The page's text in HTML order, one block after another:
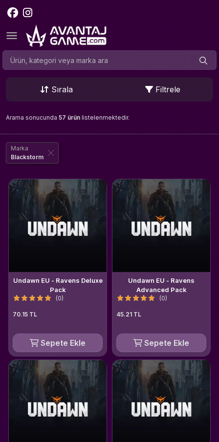
Sırala Filtrele
Arama sonucunda 57 ürün listelenmektedir.
Marka
Blackstorm
Undawn EU - Ravens Deluxe
Pack
(0)
70.15 TL
Sepete Ekle
Undawn EU - Ravens
Advanced Pack
(0)
45.21 TL
Sepete Ekle